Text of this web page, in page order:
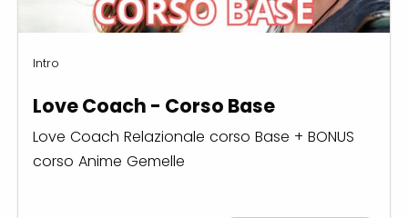
Intro
Love Coach - Corso Base
Love Coach Relazionale corso Base + BONUS
corso Anime Gemelle